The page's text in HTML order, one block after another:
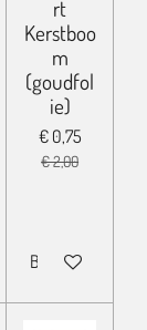
rt
Kerstboo
m
(goudfol
ie)
€ 0,75
€ 2,00
Bekijk details